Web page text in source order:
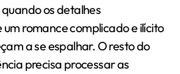
os detalhes
romance complicado e ilícito
a se espalhar. O resto do
precisa processar as